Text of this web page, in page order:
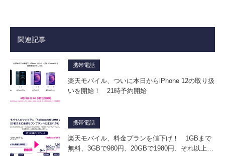
関連記事
携帯電話
楽天モバイル、ついに本日からiPhone 12の取り扱
いを開始！ 21時予約開始
携帯電話
楽天モバイル、料金プランを値下げ！ 1GBまで
無料、3GBで980円、20GBで1980円、それ以上…